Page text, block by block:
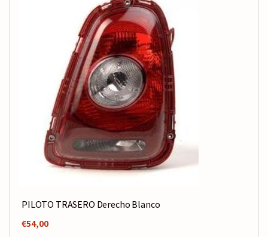
PILOTO TRASERO Derecho Blanco
€54,00